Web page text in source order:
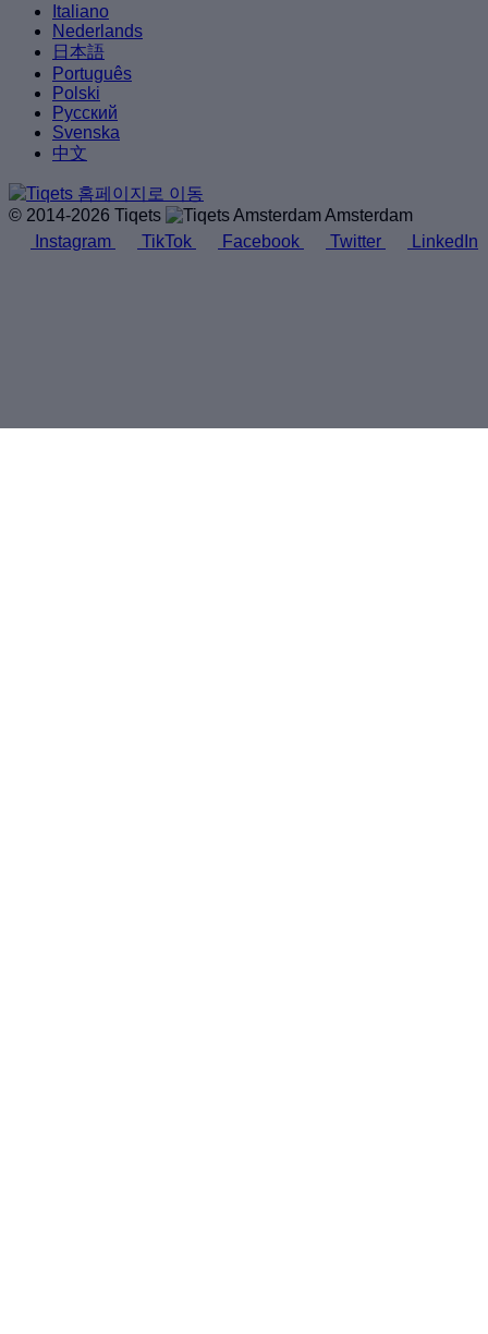
Italiano
Nederlands
日本語
Português
Polski
Русский
Svenska
中文
© 2014-2026 Tiqets
Amsterdam
Instagram
TikTok Facebook Twitter LinkedIn